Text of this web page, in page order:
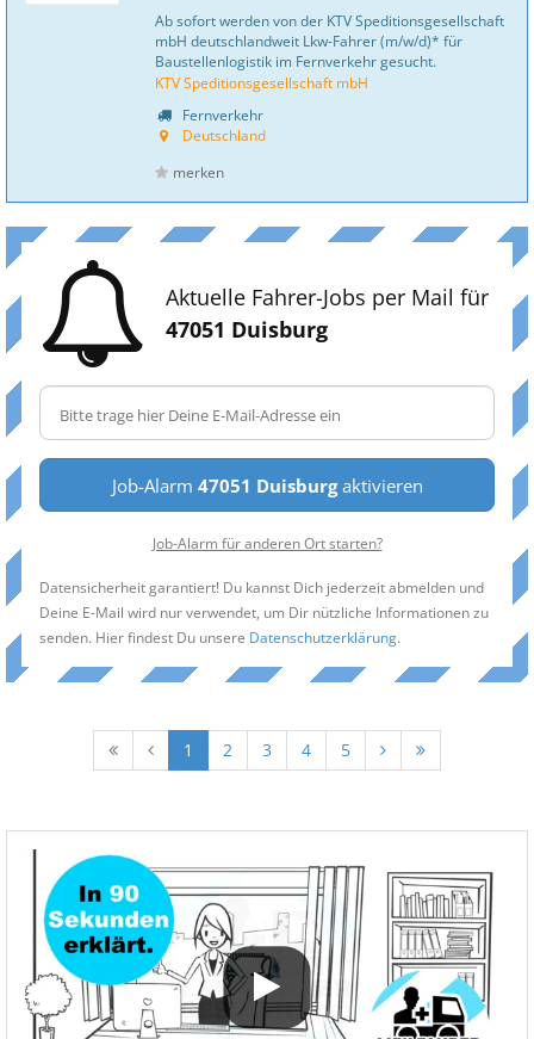
Ab sofort werden von der KTV Speditionsgesellschaft
mbH deutschlandweit Lkw-Fahrer (m/w/d)* für
Baustellenlogistik im Fernverkehr gesucht.
KTV Speditionsgesellschaft mbH
Fernverkehr
Deutschland
merken
Aktuelle Fahrer-Jobs per Mail für
47051 Duisburg
Job-Alarm 47051 Duisburgaktivieren
Job-Alarm für anderen Ort starten?
Datensicherheit garantiert! Du kannst Dich jederzeit abmelden und
Deine E-Mail wird nur verwendet, um Dir nützliche Informationen zu
senden. Hier findest Du unsere Datenschutzerklärung.
1 2 3 4 5